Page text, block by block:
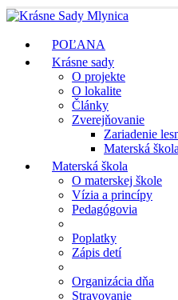
POĽANA
Krásne sady
O projekte
O lokalite
Články
Zverejňovanie
Zariadenie
Materská škola
Materská škola
O materskej škole
Vízia a princípy
Pedagógovia
Poplatky
Zápis detí
Organizácia dňa
Stravovanie